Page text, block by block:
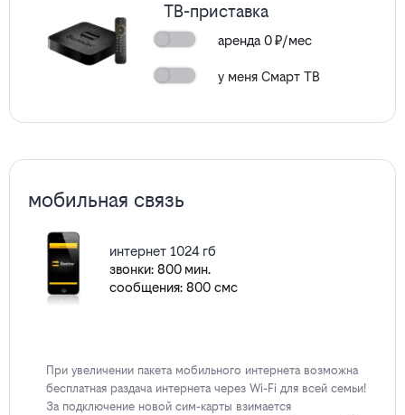
ТВ-приставка
аренда 0₽/мес
у меня Смарт ТВ
мобильная связь
интернет 1024 гб
звонки: 800 мин.
сообщения: 800 смс
При увеличении пакета мобильного интернета возможна
бесплатная раздача интернета через Wi-Fi для всей семьи!
За подключение новой сим-карты взимается